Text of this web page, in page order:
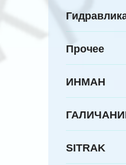
Прочее
ИНМАН
SITRAK